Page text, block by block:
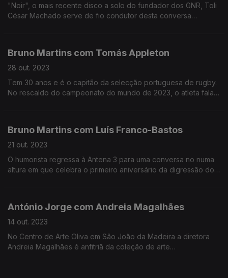
"Noir", o mais recente disco a solo do fundador dos GNR, Toli
César Machado serve de fio condutor desta conversa
Bruno Martins com Tomás Appleton
28 out. 2023
Tem 30 anos e é o capitão da selecção portuguesa de rugby.
No rescaldo do campeonato do mundo de 2023, o atleta fala
Bruno Martins com Luís Franco-Bastos
21 out. 2023
O humorista regressa à Antena 3 para uma conversa no numa
altura em que celebra o primeiro aniversário da digressão do
António Jorge com Andreia Magalhães
14 out. 2023
No Centro de Arte Oliva em São João da Madeira a diretora
Andreia Magalhães é anfitriã da coleção de arte